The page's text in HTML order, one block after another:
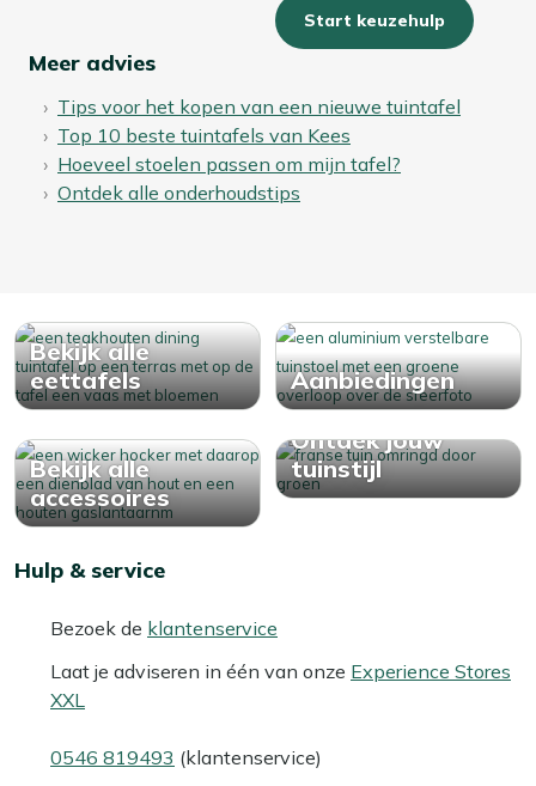
Start keuzehulp
Meer advies
Tips voor het kopen van een nieuwe tuintafel
Top 10 beste tuintafels van Kees
Hoeveel stoelen passen om mijn tafel?
Ontdek alle onderhoudstips
Bekijk alle
eettafels
Aanbiedingen
Bekijk alle
accessoires
Ontdek jouw
tuinstijl
Hulp & service
Bezoek de klantenservice
Laat je adviseren in één van onze Experience Stores
XXL
0546 819493 (klantenservice)